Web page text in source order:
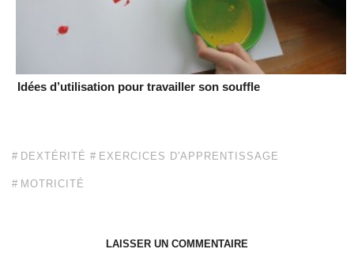
Idées d’utilisation pour travailler son souffle
DEXTÉRITÉ EXERCICES D'APPRENTISSAGE
MOTRICITÉ
LAISSER UN COMMENTAIRE